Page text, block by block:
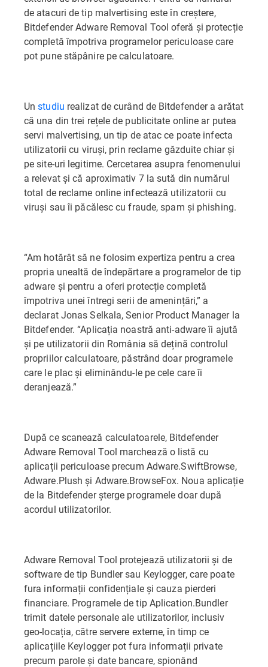
de atacuri de tip malvertising este în creștere,
Bitdefender Adware Removal Tool oferă și protecție
completă împotriva programelor periculoase care
pot pune stăpânire pe calculatoare.
Unstudiu realizat de curând de Bitdefender a arătat
că una din trei rețele de publicitate online ar putea
servi malvertising, un tip de atac ce poate infecta
utilizatorii cu viruși, prin reclame găzduite chiar și
pe site-uri legitime. Cercetarea asupra fenomenului
a relevat și că aproximativ 7 la sută din numărul
total de reclame online infectează utilizatorii cu
viruși sau îi păcălesc cu fraude, spam și phishing.
“Am hotărât să ne folosim expertiza pentru a crea
propria unealtă de îndepărtare a programelor de tip
adware și pentru a oferi protecție completă
împotriva unei întregi serii de amenințări,” a
declarat Jonas Selkala, Senior Product Manager la
Bitdefender. “Aplicația noastră anti-adware îi ajută
și pe utilizatorii din România să dețină controlul
propriilor calculatoare, păstrând doar programele
care le plac și eliminându-le pe cele care îi
deranjează.”
După ce scanează calculatoarele, Bitdefender
Adware Removal Tool marchează o listă cu
aplicații periculoase precum Adware.SwiftBrowse,
Adware.Plush și Adware.BrowseFox. Noua aplicație
de la Bitdefender șterge programele doar după
acordul utilizatorilor.
Adware Removal Tool protejează utilizatorii și de
software de tip Bundler sau Keylogger, care poate
fura informații confidențiale și cauza pierderi
financiare. Programele de tip Aplication.Bundler
trimit datele personale ale utilizatorilor, inclusiv
geo-locația, către servere externe, în timp ce
aplicațiile Keylogger pot fura informații private
precum parole și date bancare, spionând